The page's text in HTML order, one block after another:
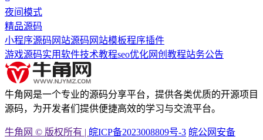
夜间模式
精品源码
小程序源码 网站源码 网站模板程序插件
游戏源码实用软件技术教程seo优化网创教程站务公告
牛角网是一个专业的源码分享平台，提供各类优质的开源项目
源码，为开发者们提供便捷高效的学习与交流平台。
牛角网 © 版权所有 | 皖ICP备2023008809号-3 皖公网安备